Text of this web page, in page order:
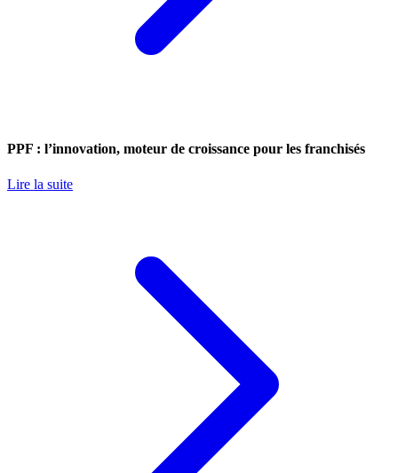
PPF : l’innovation, moteur de croissance pour les franchisés
Lire la suite